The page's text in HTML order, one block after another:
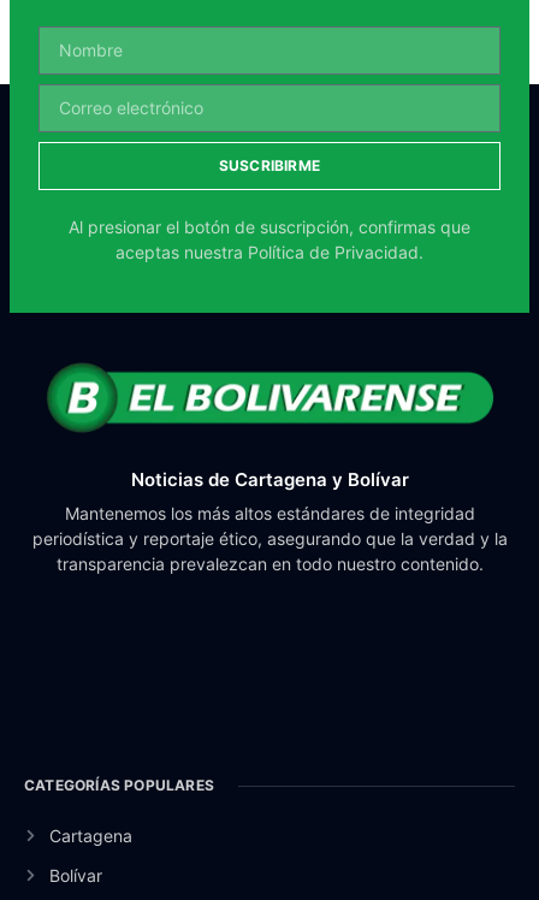
SUSCRIBIRME
Al presionar el botón de suscripción, confirmas que
aceptas nuestra Política de Privacidad.
Noticias de Cartagena y Bolívar
Mantenemos los más altos estándares de integridad
periodística y reportaje ético, asegurando que la verdad y la
transparencia prevalezcan en todo nuestro contenido.
CATEGORÍAS POPULARES
Cartagena
Bolívar